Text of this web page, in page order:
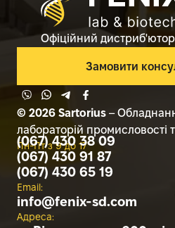
Офіційний дистриб'ютор
© 2026 Sartorius –
лабораторій промисловості
Замовити
Пн-Пт з 9 до 17
(067) 430 38 09
(067) 430 91 87
(067) 430 65 19
Email:
info@fenix-sd.com
Адреса: